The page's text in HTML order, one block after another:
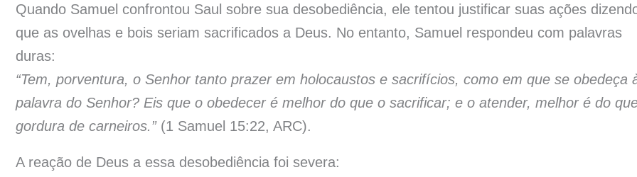
Quando Samuel confrontou Saul sobre sua desobediência, ele tentou justificar suas ações
que as ovelhas e bois seriam sacrificados a Deus. No entanto, Samuel respondeu com palavras
duras:
“Tem, porventura, o Senhor tanto prazer em holocaustos e sacrifícios, como em que se obedeça
palavra do Senhor? Eis que o obedecer é melhor do que o sacrificar; e o atender, melhor é do
gordura de carneiros.”(1 Samuel 15:22, ARC).
A reação de Deus a essa desobediência foi severa: